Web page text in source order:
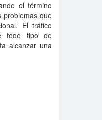
el término
problemas que
El tráfico
todo tipo de
alcanzar una